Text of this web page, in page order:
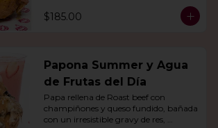
$185.00
Papona Summer y Agua
de Frutas del Día
Papa rellena de Roast beef con
champiñones y queso fundido, bañada
con un irresistible gravy de res,